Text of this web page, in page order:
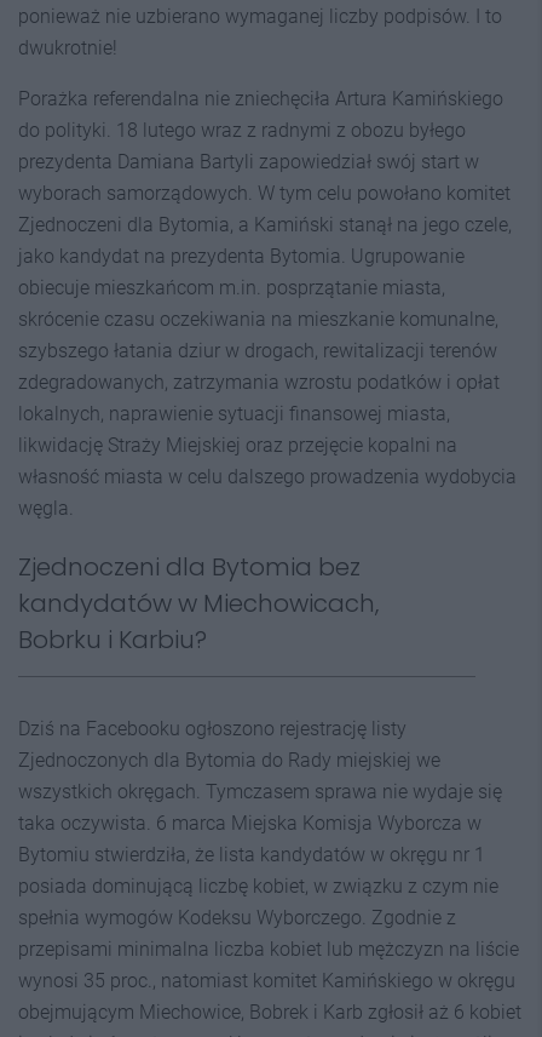
ponieważ nie uzbierano wymaganej liczby podpisów. I to
dwukrotnie!
Porażka referendalna nie zniechęciła Artura Kamińskiego
do polityki. 18 lutego wraz z radnymi z obozu byłego
prezydenta Damiana Bartyli zapowiedział swój start w
wyborach samorządowych. W tym celu powołano komitet
Zjednoczeni dla Bytomia, a Kamiński stanął na jego czele,
jako kandydat na prezydenta Bytomia. Ugrupowanie
obiecuje mieszkańcom m.in. posprzątanie miasta,
skrócenie czasu oczekiwania na mieszkanie komunalne,
szybszego łatania dziur w drogach, rewitalizacji terenów
zdegradowanych, zatrzymania wzrostu podatków i opłat
lokalnych, naprawienie sytuacji finansowej miasta,
likwidację Straży Miejskiej oraz przejęcie kopalni na
własność miasta w celu dalszego prowadzenia wydobycia
węgla.
Zjednoczeni dla Bytomia bez
kandydatów w Miechowicach,
Bobrku i Karbiu?
Dziś na Facebooku ogłoszono rejestrację listy
Zjednoczonych dla Bytomia do Rady miejskiej we
wszystkich okręgach. Tymczasem sprawa nie wydaje się
taka oczywista. 6 marca Miejska Komisja Wyborcza w
Bytomiu stwierdziła, że lista kandydatów w okręgu nr 1
posiada dominującą liczbę kobiet, w związku z czym nie
spełnia wymogów Kodeksu Wyborczego. Zgodnie z
przepisami minimalna liczba kobiet lub mężczyzn na liście
wynosi 35 proc., natomiast komitet Kamińskiego w okręgu
obejmującym Miechowice, Bobrek i Karb zgłosił aż 6 kobiet